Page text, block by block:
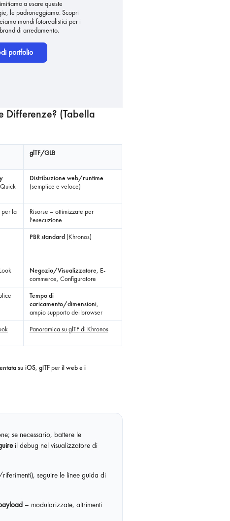
a usare queste
le padroneggiamo. Scopri
mondi fotorealistici per i
di arredamento.
portfolio
Differenze? (Tabella
glTF/GLB
Distribuzione web/runtime
(semplice e veloce)
per la
Risorse – ottimizzate per
l'esecuzione
PBR standard(Khronos)
Negozio/Visualizzatore, E-
commerce, Configuratore
Tempo di
caricamento/dimensioni,
ampio supporto dei browser
Panoramica su glTF di Khronos
su iOS, glTFperil web e i
se necessario, battere le
il debug nel visualizzatore di
seguire le linee guida di
– modularizzate, altrimenti